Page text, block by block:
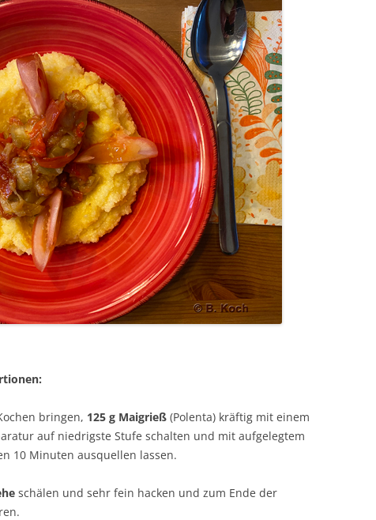
bringen, 125 g Maigrieß (Polenta) kräftig mit einem
auf niedrigste Stufe schalten und mit aufgelegtem
10 Minuten ausquellen lassen.
schälen und sehr fein hacken und zum Ende der